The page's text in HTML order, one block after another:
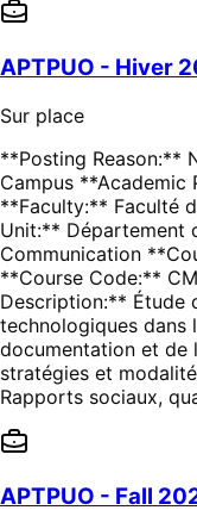
APTPUO - Hiver
Sur place
**Posting Reason:**
Campus **Academic
**Faculty:** Faculté
Unit:** Département
Communication
**Course Code:**
Description:** Étude
technologiques dans
documentation et de
stratégies et
Rapports sociaux,
APTPUO - Fall